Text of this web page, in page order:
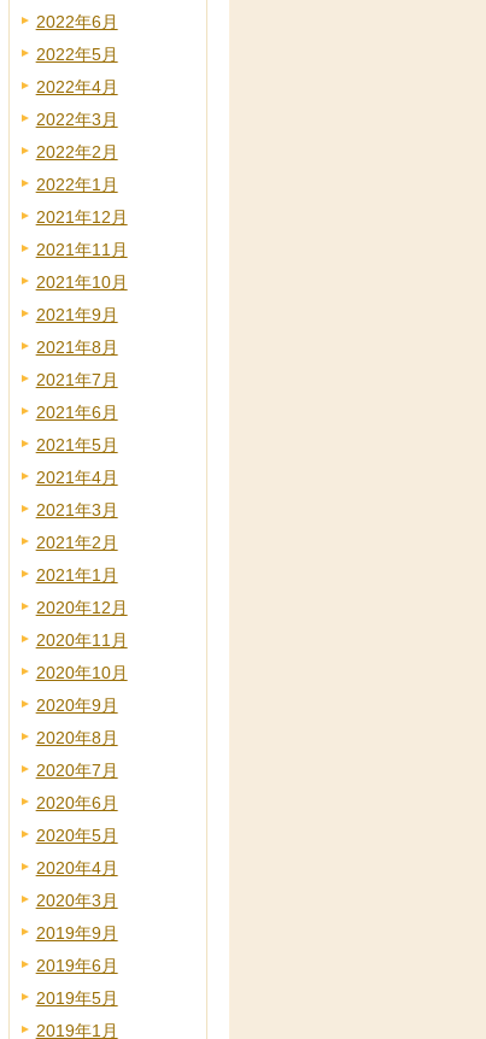
2022年6月
2022年5月
2022年4月
2022年3月
2022年2月
2022年1月
2021年12月
2021年11月
2021年10月
2021年9月
2021年8月
2021年7月
2021年6月
2021年5月
2021年4月
2021年3月
2021年2月
2021年1月
2020年12月
2020年11月
2020年10月
2020年9月
2020年8月
2020年7月
2020年6月
2020年5月
2020年4月
2020年3月
2019年9月
2019年6月
2019年5月
2019年1月